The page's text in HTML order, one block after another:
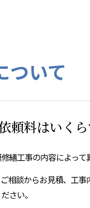
ついて
頼料はいく
繕工事の内容によって
相談からお見積、工
さい。